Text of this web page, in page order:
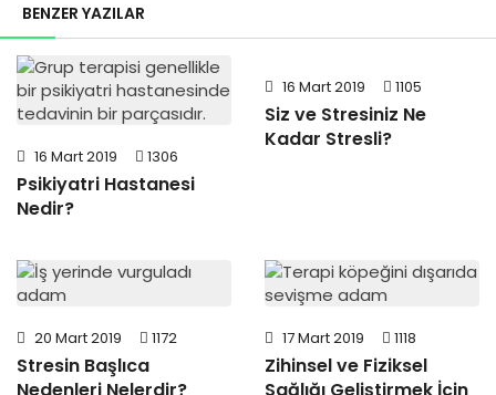
BENZER YAZILAR
16 Mart 2019 1306
Psikiyatri Hastanesi
Nedir?
16 Mart 2019 1105
Siz ve Stresiniz Ne
Kadar Stresli?
20 Mart 2019 1172
Stresin Başlıca
17 Mart 2019 1118
Zihinsel ve Fiziksel